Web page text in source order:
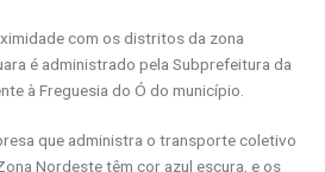
com os distritos da zona
é administrado pela Subprefeitura da
à Freguesia do Ó do município.
que administra o transporte coletivo
Nordeste têm cor azul escura, e os